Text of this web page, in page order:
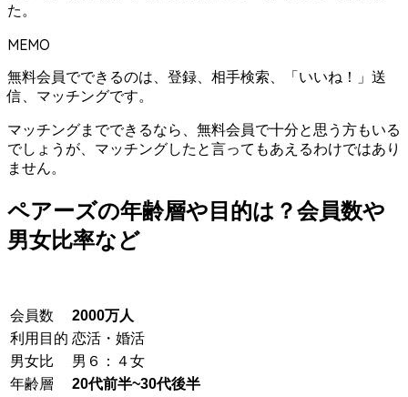
た。
MEMO
無料会員でできるのは、登録、相手検索、「いいね！」送
信、マッチングです。
マッチングまでできるなら、無料会員で十分と思う方もいる
でしょうが、マッチングしたと言ってもあえるわけではあり
ません。
ペアーズの年齢層や目的は？会員数や
男女比率など
会員数
2000万人
利用目的 恋活・婚活
男女比
男６：４女
年齢層
20代前半~30代後半